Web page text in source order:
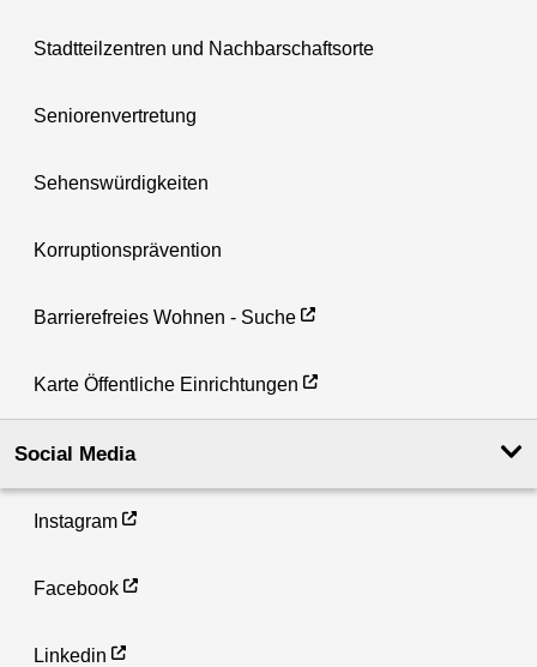
Stadtteilzentren und Nachbarschaftsorte
Seniorenvertretung
Sehenswürdigkeiten
Korruptionsprävention
Barrierefreies Wohnen - Suche
Karte Öffentliche Einrichtungen
Social Media
Instagram
Facebook
Linkedin